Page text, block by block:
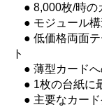
● 8,000枚/時の
● モジュール構
● 低価格両面テ
ト
● 薄型カードへ
● 1枚の台紙に
● 主要なカー